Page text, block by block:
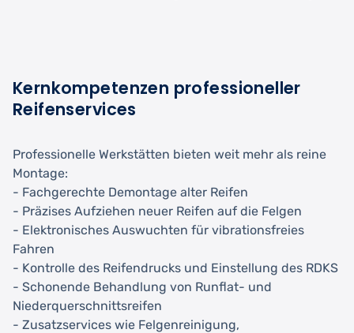
Kernkompetenzen professioneller
Reifenservices
Professionelle Werkstätten bieten weit mehr als reine
Montage:
- Fachgerechte Demontage alter Reifen
- Präzises Aufziehen neuer Reifen auf die Felgen
- Elektronisches Auswuchten für vibrationsfreies
Fahren
- Kontrolle des Reifendrucks und Einstellung des RDKS
- Schonende Behandlung von Runflat- und
Niederquerschnittsreifen
- Zusatzservices wie Felgenreinigung,